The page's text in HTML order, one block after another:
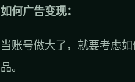
如何广告变现：
当账号做大了，就要考虑
品。